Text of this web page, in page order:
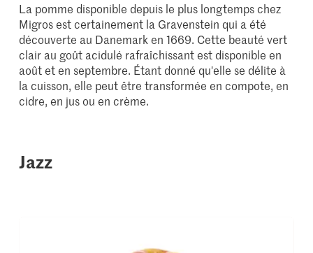
La pomme disponible depuis le plus longtemps chez
Migros est certainement la Gravenstein qui a été
découverte au Danemark en 1669. Cette beauté vert
clair au goût acidulé rafraîchissant est disponible en
août et en septembre. Étant donné qu'elle se délite à
la cuisson, elle peut être transformée en compote, en
cidre, en jus ou en crème.
Jazz